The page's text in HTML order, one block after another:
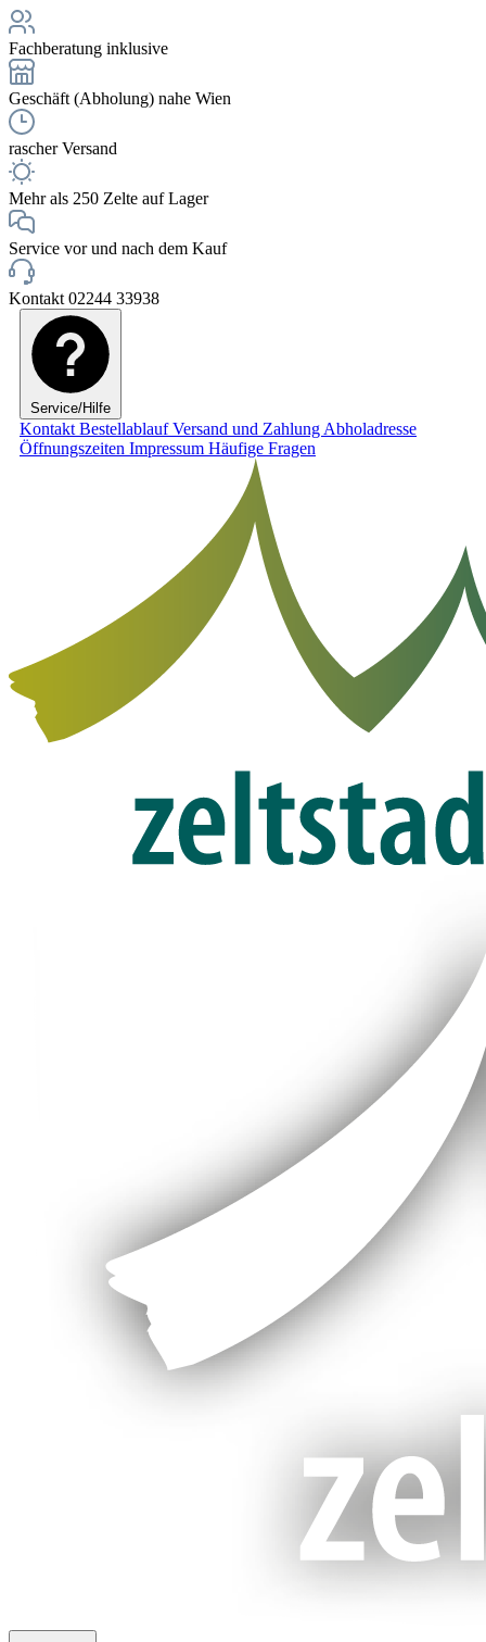
Fachberatung inklusive
Geschäft (Abholung) nahe Wien
rascher Versand
Mehr als 250 Zelte auf Lager
Service vor und nach dem Kauf
Kontakt 02244 33938
Service/Hilfe
Kontakt BestellablaufVersand und Zahlung Abholadresse
Öffnungszeiten Impressum Häufige Fragen